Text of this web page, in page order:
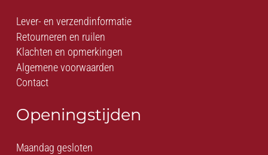
Lever- en verzendinformatie
Retourneren en ruilen
Klachten en opmerkingen
Algemene voorwaarden
Contact
Openingstijden
Maandag gesloten